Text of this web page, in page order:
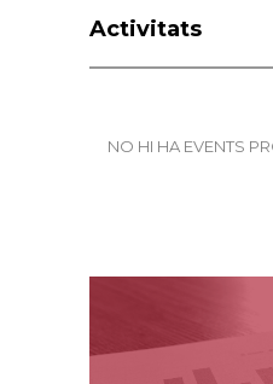
Activitats
NO HI HA EVENTS